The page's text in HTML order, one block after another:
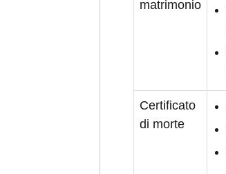
matrimonio
Certificato
di morte